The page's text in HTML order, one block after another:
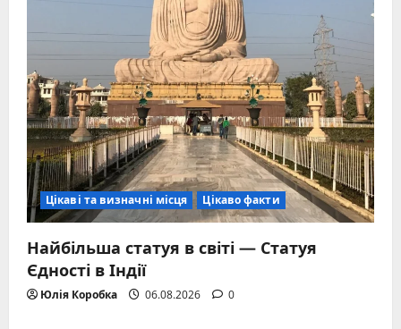
Цікаві та визначні місця Цікаво факти
Найбільша статуя в світі — Статуя
Єдності в Індії
Юлія Коробка 06.08.2026 0